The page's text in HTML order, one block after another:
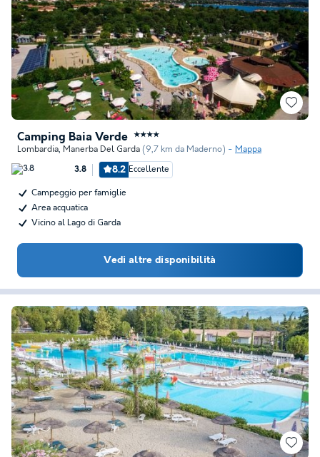
Camping Baia Verde ★★★★
Lombardia, Manerba Del Garda (9,7 km da Maderno) Mappa
3.8 8.2 Eccellente
Campeggio per famiglie
Area acquatica
Vicino al Lago di Garda
Vedi altre disponibilità